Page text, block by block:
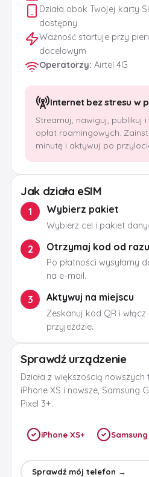
Działa obok Twojej karty
dostępny
Ważność startuje przy
docelowym
Operatorzy: Airtel 4G
Internet bez stresu w
Streamuj, nawiguj, publikuj
opłat roamingowych.
minutę i aktywuj po
Jak działa eSIM
1 Wybierz pakiet
Wybierz cel i pakiet
2 Otrzymaj kod od razu
Po płatności wysyłamy
na e-mail.
3 Aktywuj na miejscu
Zeskanuj kod QR i
przyjeździe.
Sprawdź urządzenie
Działa z większością nowszych
iPhone XS i nowsze, Samsung
Pixel 3+.
iPhone XS+ Samsung
Sprawdź mój telefon →